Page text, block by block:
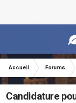
Accueil Forums
Candidature